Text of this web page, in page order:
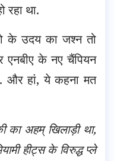
रहा था.
के उदय का जश्न तो
एनबीए के नए चैंपियन
और हां, ये कहना मत
का अहम् खिलाड़ी था,
हीट्स के विरुद्ध प्ले